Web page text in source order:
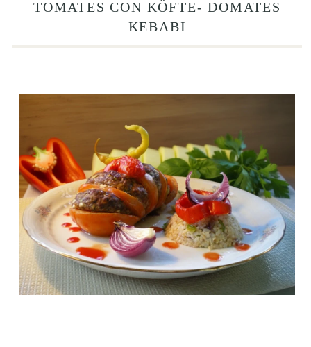
TOMATES CON KÖFTE- DOMATES
KEBABI